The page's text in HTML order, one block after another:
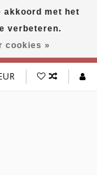
shop with
DeliSpice
akkoord met het
verbeteren.
cookies »